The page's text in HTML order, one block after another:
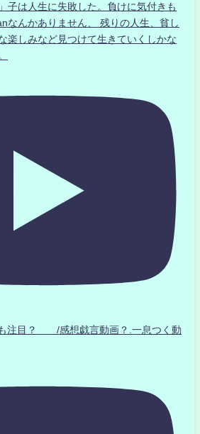
子は人生に失敗した。負けに気付きも
なんかありません、 残りの人生、貧し
楽しみなど見つけて生きていくしかな
注目？ /感想戯言動画？.一息つく動